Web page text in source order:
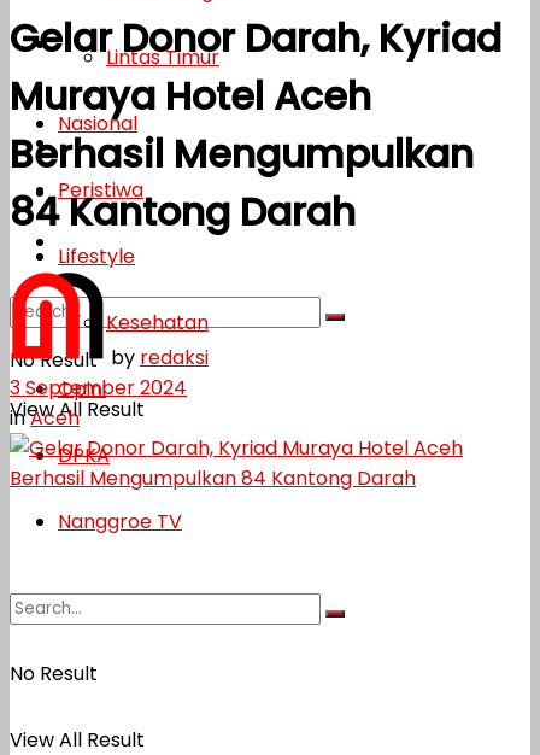
Lifestyle
Kesehatan
Opini
DPKA
Nanggroe TV
No Result
View All Result
Lintas Timur
Nasional
Peristiwa
Lifestyle
Kesehatan
Opini
DPKA
Nanggroe TV
No Result
View All Result
Gelar Donor Darah, Kyriad
Muraya Hotel Aceh
Berhasil Mengumpulkan
84 Kantong Darah
by redaksi
3 September 2024
inAceh